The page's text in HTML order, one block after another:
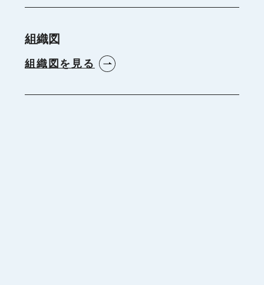
組織図
組織図を見る